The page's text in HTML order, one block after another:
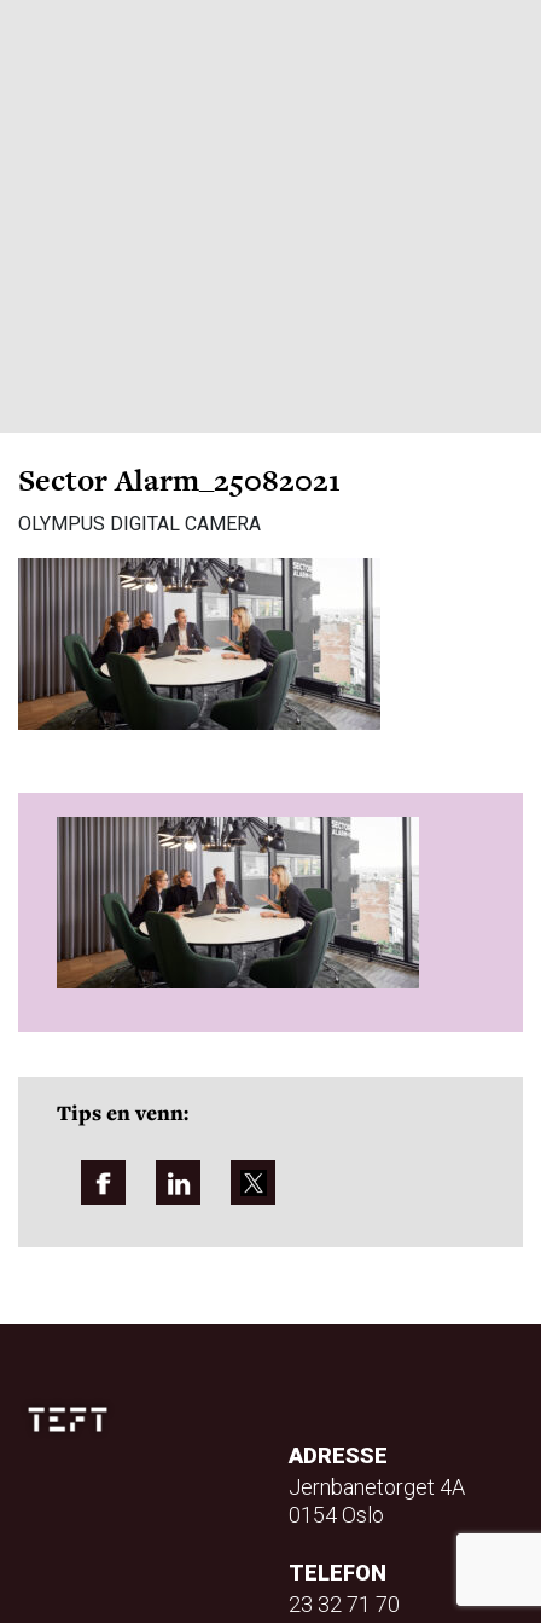
Sector Alarm_25082021
OLYMPUS DIGITAL CAMERA
Tips en venn:
ADRESSE
Jernbanetorget 4A
0154 Oslo
TELEFON
23 32 71 70